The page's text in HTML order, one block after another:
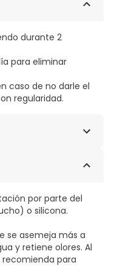
durante 2
para eliminar
caso de no darle el
regularidad.
por parte del
o silicona.
se asemeja más a
y retiene olores. Al
recomienda para